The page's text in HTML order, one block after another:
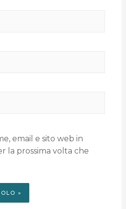
email e sito web in
la prossima volta che